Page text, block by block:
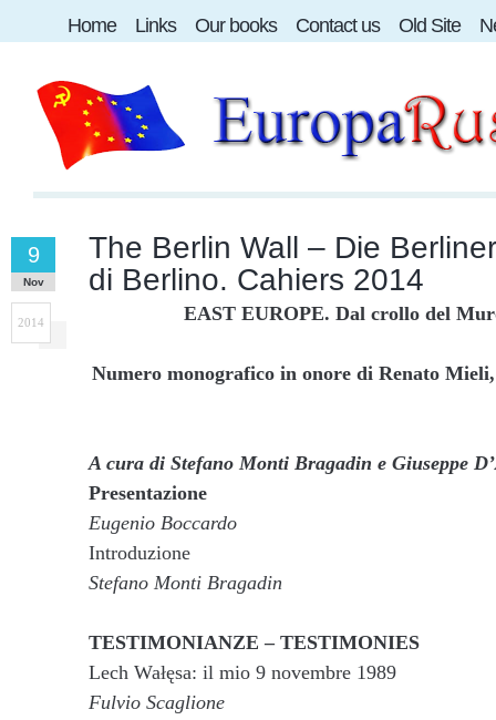
Home Links Our books Contact us Old Site
The Berlin Wall – Die
di Berlino. Cahiers 2014
9
Nov
2014 EAST EUROPE. Dal crollo del
Numero monografico in onore di Renato
A cura di Stefano Monti Bragadin e Giuseppe
Presentazione
Eugenio Boccardo
Introduzione
Stefano Monti Bragadin
TESTIMONIANZE – TESTIMONIES
Lech Wałęsa: il mio 9 novembre 1989
Fulvio Scaglione